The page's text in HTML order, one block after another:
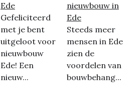
Ede
Gefeliciteerd
met je bent
uitgeloot voor
nieuwbouw
Ede! Een
nieuw...
nieuwbouw in
Ede
Steeds meer
mensen in Ede
zien de
voordelen van
bouwbehang...